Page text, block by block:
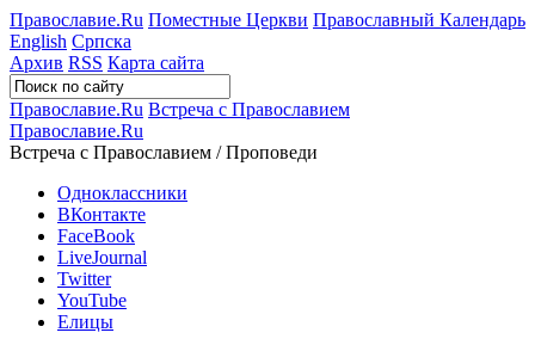
Православие.Ru Поместные Церкви Православный Календарь
English Српска
Архив RSS Карта сайта
Православие.Ru Встреча с Православием
Православие.Ru
Встреча с Православием / Проповеди
Одноклассники
ВКонтакте
FaceBook
LiveJournal
Twitter
YouTube
Елицы